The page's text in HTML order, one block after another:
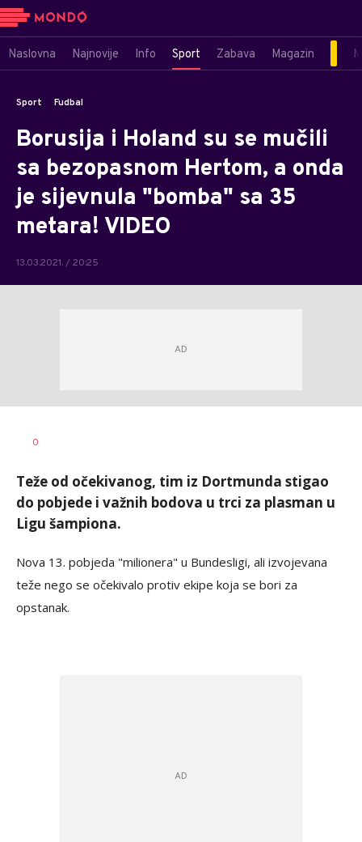
Naslovna Najnovije Info Sport Zabava Magazin
Sport Fudbal
Borusija i Holand su se mučili
sa bezopasnom Hertom, a onda
je sijevnula "bomba" sa 35
metara! VIDEO
13.03.2021. / 20:25
AUTOR
0
Teže od očekivanog, tim iz Dortmunda stigao
do pobjede i važnih bodova u trci za plasman u
Ligu šampiona.
Nova 13. pobjeda "milionera" u Bundesligi, ali izvojevana
teže nego se očekivalo protiv ekipe koja se bori za
opstanak.